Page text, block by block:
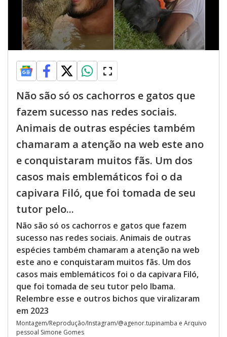
Não são só os cachorros e gatos que
fazem sucesso nas redes sociais.
Animais de outras espécies também
chamaram a atenção na web este ano
e conquistaram muitos fãs. Um dos
casos mais emblemáticos foi o da
capivara Filó, que foi tomada de seu
tutor pelo...
Não são só os cachorros e gatos que fazem
sucesso nas redes sociais. Animais de outras
espécies também chamaram a atenção na web
este ano e conquistaram muitos fãs. Um dos
casos mais emblemáticos foi o da capivara Filó,
que foi tomada de seu tutor pelo Ibama.
Relembre esse e outros bichos que viralizaram
em 2023
Montagem/Reprodução/Instagram/@agenor.tupinamba e Arquivo
pessoal Simone Gomes